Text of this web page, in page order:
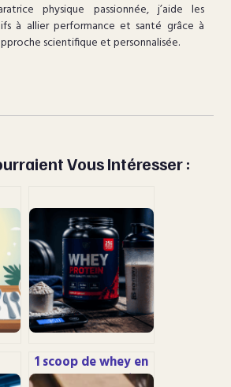
physique passionnée, j’aide les
à allier performance et santé grâce à
scientifique et personnalisée.
Vous Intéresser :
1 scoop de whey en
grammes : le guide